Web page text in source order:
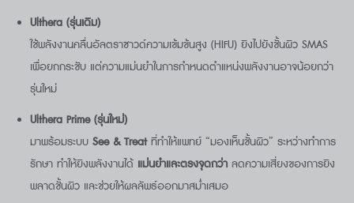
Ulthera (รุ่นเดิม)
ใช้พลังงานคลื่นอัลตราซาวด์ความเข้มข้นสูง (HIFU) ยิงไปยังชั้นผิว SMAS
เพื่อยกกระชับ แต่ความแม่นยำในการกำหนดตำแหน่งพลังงานอาจน้อยกว่า
รุ่นใหม่
Ulthera Prime (รุ่นใหม่)
มาพร้อมระบบSee & Treatที่ทำให้แพทย์ “มองเห็นชั้นผิว” ระหว่างทำการ
รักษา ทำให้ยิงพลังงานได้ แม่นยำและตรงจุดกว่า ลดความเสี่ยงของการยิง
พลาดชั้นผิว และช่วยให้ผลลัพธ์ออกมาสม่ำเสมอ